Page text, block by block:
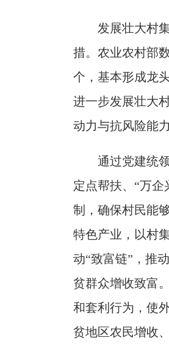
发展壮大村
措。农业农村部
个，基本形成龙
进一步发展壮大
动力与抗风险能力
通过党建统
定点帮扶、“万
制，确保村民能
特色产业，以村
动“致富链”，推
贫群众增收致富
和套利行为，使
贫地区农民增收